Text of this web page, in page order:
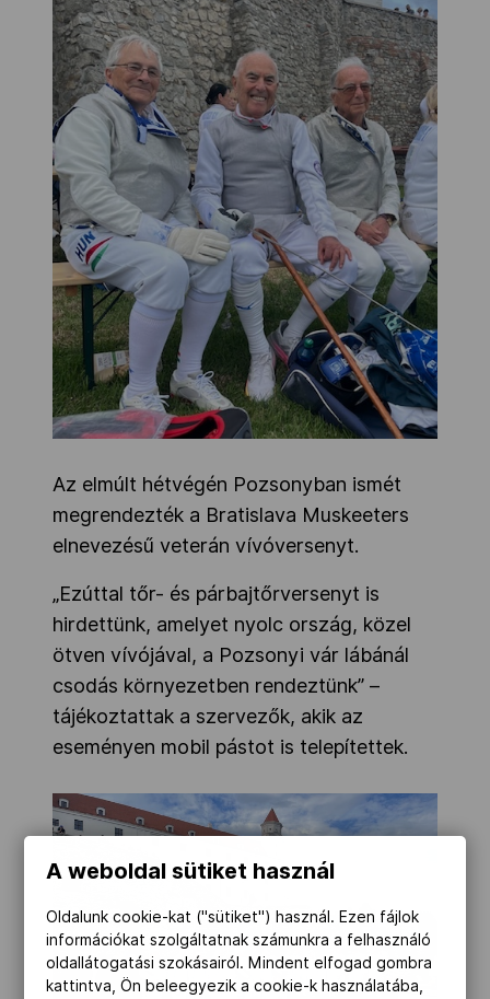
Adatbank
Az elmúlt hétvégén Pozsonyban ismét
megrendezték a Bratislava Muskeeters
elnevezésű veterán vívóversenyt.
„Ezúttal tőr- és párbajtőrversenyt is
hirdettünk, amelyet nyolc ország, közel
ötven vívójával, a Pozsonyi vár lábánál
csodás környezetben rendeztünk” –
tájékoztattak a szervezők, akik az
eseményen mobil pástot is telepítettek.
A weboldal sütiket használ
Oldalunk cookie-kat ("sütiket") használ. Ezen fájlok
információkat szolgáltatnak számunkra a felhasználó
oldallátogatási szokásairól. Mindent elfogad gombra
kattintva, Ön beleegyezik a cookie-k használatába,